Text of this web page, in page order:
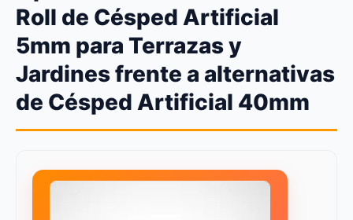
Roll de Césped Artificial
5mm para Terrazas y
Jardines frente a alternativas
de Césped Artificial 40mm